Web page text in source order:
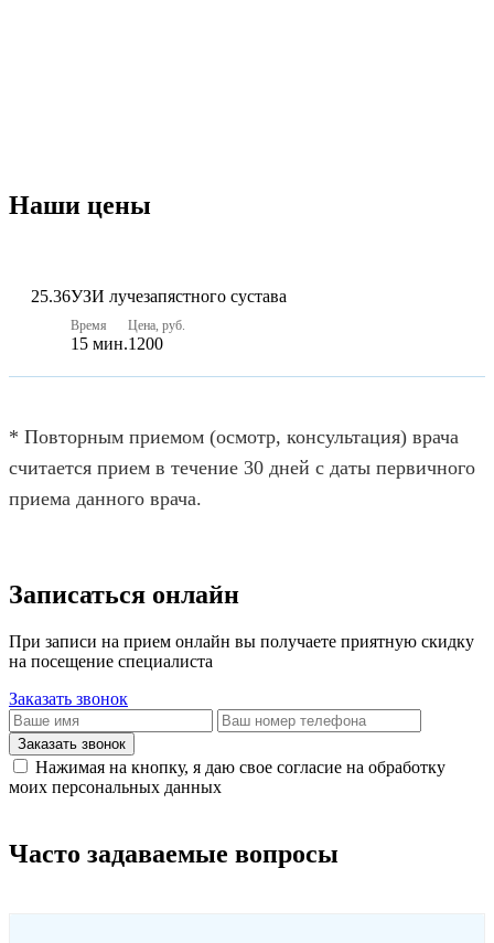
Наши цены
25.36УЗИ лучезапястного сустава
Время Цена, руб.
15 мин.1200
* Повторным приемом (осмотр, консультация) врача
считается прием в течение 30 дней с даты первичного
приема данного врача.
Записаться онлайн
При записи на прием онлайн вы получаете приятную скидку
на посещение специалиста
Заказать звонок
Заказать звонок
Нажимая на кнопку, я даю свое согласие на обработку
моих персональных данных
Часто задаваемые вопросы